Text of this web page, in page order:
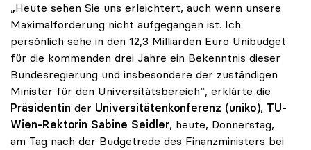
„Heute sehen Sie uns erleichtert, auch wenn unsere
Maximalforderung nicht aufgegangen ist. Ich
persönlich sehe in den 12,3 Milliarden Euro Unibudget
für die kommenden drei Jahre ein Bekenntnis dieser
Bundesregierung und insbesondere der zuständigen
Minister für den Universitätsbereich“, erklärte die
Präsidentin der Universitätenkonferenz (uniko), TU-
Wien-Rektorin Sabine Seidler, heute, Donnerstag,
am Tag nach der Budgetrede des Finanzministers bei